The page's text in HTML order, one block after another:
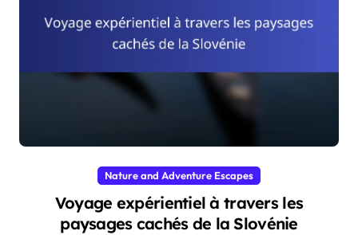
Nature and Adventure Escapes
Voyage expérientiel à travers les
paysages cachés de la Slovénie